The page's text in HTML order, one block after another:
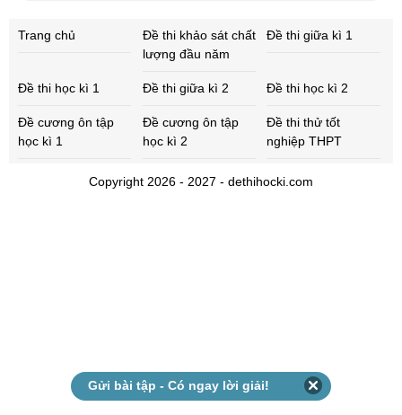
Trang chủ
Đề thi khảo sát chất
lượng đầu năm
Đề thi giữa kì 1
Đề thi học kì 1 Đề thi giữa kì 2 Đề thi học kì 2
Đề cương ôn tập
học kì 1
Đề cương ôn tập
học kì 2
Đề thi thử tốt
nghiệp THPT
Copyright 2026 - 2027 - dethihocki.com
Gửi bài tập - Có ngay lời giải!